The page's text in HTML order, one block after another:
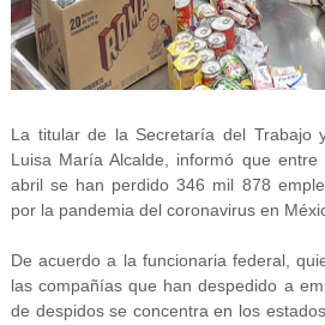
La titular de la Secretaría del Trabajo
Luisa María Alcalde, informó que
abril se han perdido 346 mil 878
por la pandemia del coronavirus en
De acuerdo a la funcionaria federal,
las compañías que han despedido a
de despidos se concentra en los